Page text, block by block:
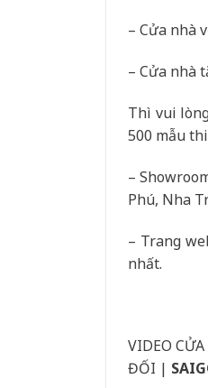
– Cửa nhà
– Cửa nhà
Thì vui
500 mẫu
–
Phú, Nha
– Trang
nhất.
VIDEO
ĐỐI |